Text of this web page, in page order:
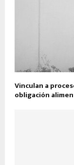
Vinculan a
obligación